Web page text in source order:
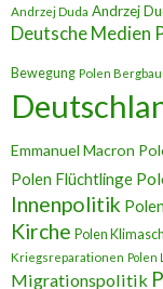
Andrzej Duda Andrzej
Deutsche Medien
Bewegung Polen Bergbau
Emmanuel Macron
Polen Flüchtlinge
Innenpolitik
Kirche Polen
Kriegsreparationen Polen
Migrationspolitik